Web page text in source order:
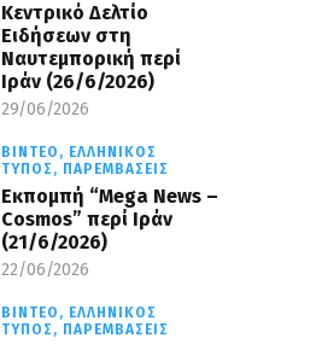
Κεντρικό Δελτίο
Ειδήσεων στη
Ναυτεμπορική περί
Iράν (26/6/2026)
29/06/2026
ΒΊΝΤΕΟ, ΕΛΛΗΝΙΚΌΣ
ΤΎΠΟΣ, ΠΑΡΕΜΒΆΣΕΙΣ
Eκπομπή “Mega News –
Cosmos” περί Ιράν
(21/6/2026)
22/06/2026
ΒΊΝΤΕΟ, ΕΛΛΗΝΙΚΌΣ
ΤΎΠΟΣ, ΠΑΡΕΜΒΆΣΕΙΣ